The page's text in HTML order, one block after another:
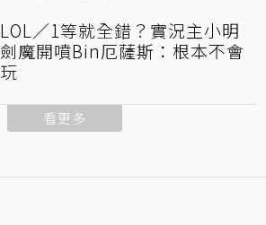
LOL／1等就全錯？實況主小明
劍魔開噴Bin厄薩斯：根本不會
玩
看更多